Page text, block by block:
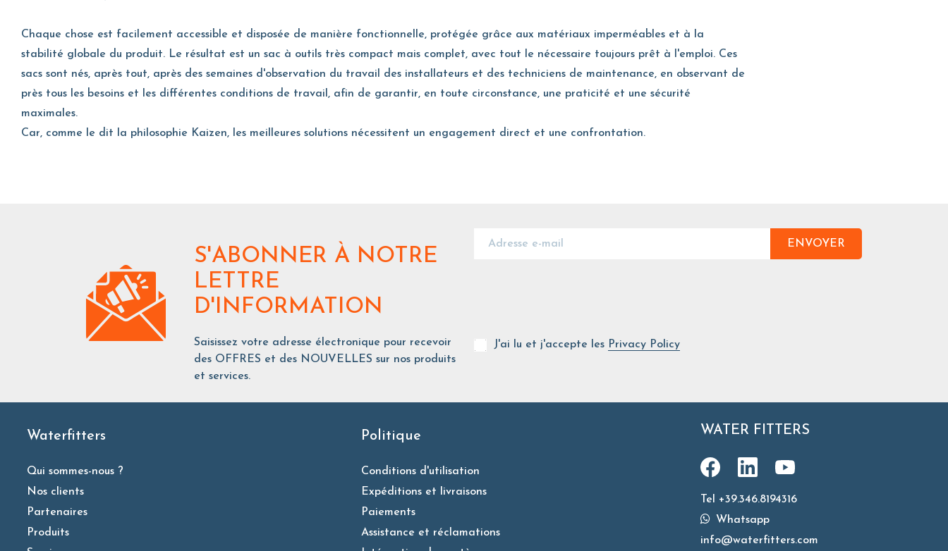
Chaque chose est facilement accessible et disposée de manière fonctionnelle, protégée grâce aux matériaux imperméables et à la
stabilité globale du produit. Le résultat est un sac à outils très compact mais complet, avec tout le nécessaire toujours prêt à l'emploi. Ces
sacs sont nés, après tout, après des semaines d'observation du travail des installateurs et des techniciens de maintenance, en observant de
près tous les besoins et les différentes conditions de travail, afin de garantir, en toute circonstance, une praticité et une sécurité
maximales.
Car, comme le dit la philosophie Kaizen, les meilleures solutions nécessitent un engagement direct et une confrontation.
S'ABONNER À NOTRE
LETTRE
D'INFORMATION
Saisissez votre adresse électronique pour recevoir
des OFFRES et des NOUVELLES sur nos produits
et services.
ENVOYER
J'ai lu et j'accepte les Privacy Policy
Waterfitters
Qui sommes-nous ?
Nos clients
Partenaires
Produits
Politique
Conditions d'utilisation
Expéditions et livraisons
Paiements
Assistance et réclamations
WATER FITTERS
Tel +39.346.8194316
Whatsapp
info@waterfitters.com